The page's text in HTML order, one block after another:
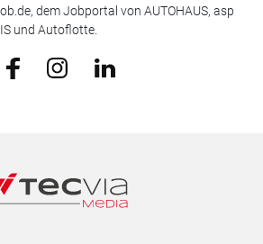
dem Jobportal von AUTOHAUS, asp
und Autoflotte.